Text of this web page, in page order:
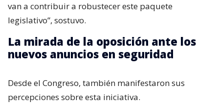
van a contribuir a robustecer este paquete
legislativo”, sostuvo.
La mirada de la oposición ante los
nuevos anuncios en seguridad
Desde el Congreso, también manifestaron sus
percepciones sobre esta iniciativa.